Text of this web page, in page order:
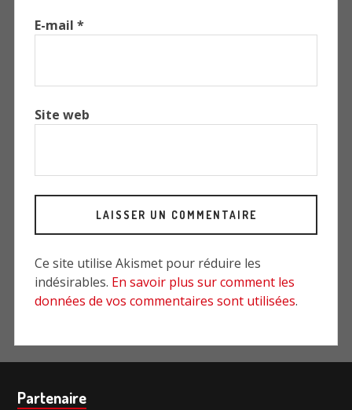
E-mail *
Site web
Ce site utilise Akismet pour réduire les
indésirables. En savoir plus sur comment les
données de vos commentaires sont utilisées.
Barre
Partenaire